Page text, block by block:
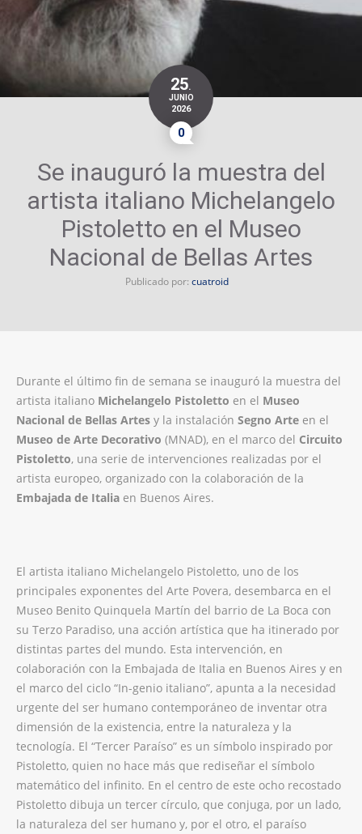
25.
JUNIO
2026
0
Se inauguró la muestra del
artista italiano Michelangelo
Pistoletto en el Museo
Nacional de Bellas Artes
Publicado por: cuatroid
Durante el último fin de semana se inauguró la muestra del
artista italiano Michelangelo Pistoletto en el Museo
Nacional de Bellas Artes y la instalación Segno Arte en el
Museo de Arte Decorativo (MNAD), en el marco del Circuito
Pistoletto, una serie de intervenciones realizadas por el
artista europeo, organizado con la colaboración de la
Embajada de Italia en Buenos Aires.
El artista italiano Michelangelo Pistoletto, uno de los
principales exponentes del Arte Povera, desembarca en el
Museo Benito Quinquela Martín del barrio de La Boca con
su Terzo Paradiso, una acción artística que ha itinerado por
distintas partes del mundo. Esta intervención, en
colaboración con la Embajada de Italia en Buenos Aires y en
el marco del ciclo “In-genio italiano”, apunta a la necesidad
urgente del ser humano contemporáneo de inventar otra
dimensión de la existencia, entre la naturaleza y la
tecnología. El “Tercer Paraíso” es un símbolo inspirado por
Pistoletto, quien no hace más que rediseñar el símbolo
matemático del infinito. En el centro de este ocho recostado
Pistoletto dibuja un tercer círculo, que conjuga, por un lado,
la naturaleza del ser humano y, por el otro, el paraíso